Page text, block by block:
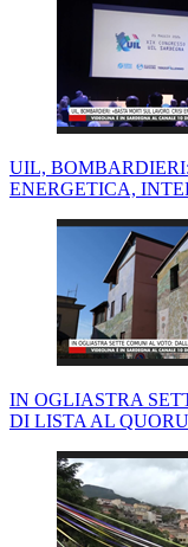
UIL,
ENERGETICA,
IN OGLIASTRA
DI LISTA AL